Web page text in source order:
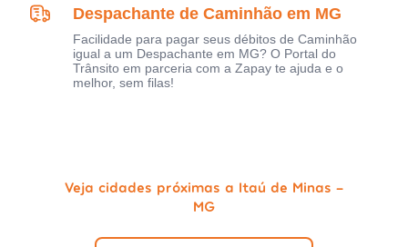
Despachante de Caminhão em MG
Facilidade para pagar seus débitos de Caminhão
igual a um Despachante em MG? O Portal do
Trânsito em parceria com a Zapay te ajuda e o
melhor, sem filas!
Veja cidades próximas a Itaú de Minas -
MG